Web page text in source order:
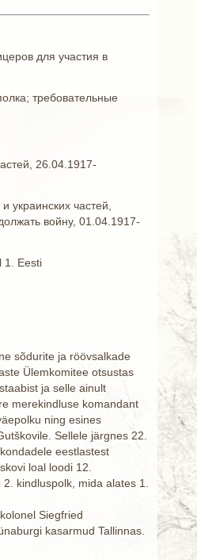
для участия в
требовательные
26.04.1917-
частей,
войну, 01.04.1917-
1. Eesti
sõdurite ja röövsalkade
Ülemkomitee otsustas
ja selle ainult
merekindluse komandant
ning esines
Sellele järgnes 22.
eestlastest
loal loodi 12.
kindluspolk, mida alates 1.
Siegfried
kasarmud Tallinnas.